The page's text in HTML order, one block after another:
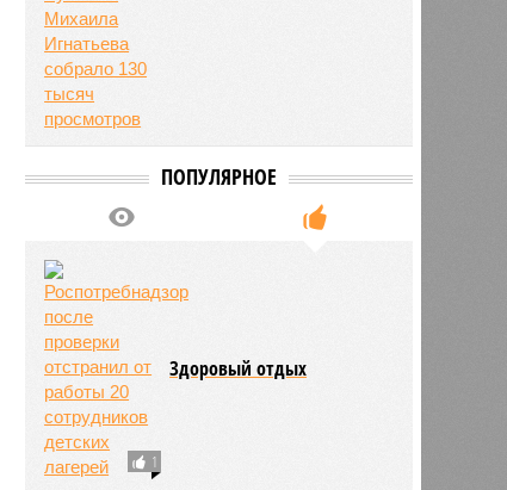
ПОПУЛЯРНОЕ
1
Здоровый отдых